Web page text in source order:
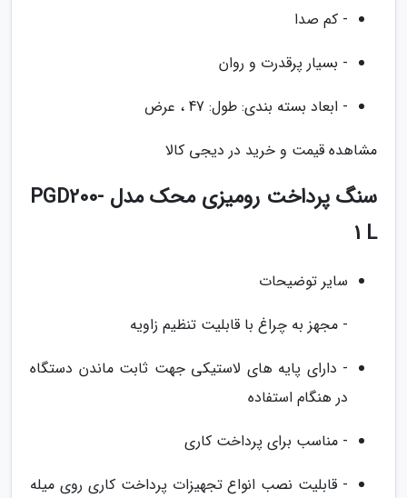
- کم صدا
- بسیار پرقدرت و روان
- ابعاد بسته بندی: طول: 47 ، عرض
مشاهده قیمت و خرید در دیجی کالا
سنگ پرداخت رومیزی محک مدل PGD200-
1 L
سایر توضیحات
- مجهز به چراغ با قابلیت تنظیم زاویه
- دارای پایه های لاستیکی جهت ثابت ماندن دستگاه
در هنگام استفاده
- مناسب برای پرداخت کاری
- قابلیت نصب انواع تجهیزات پرداخت کاری روی میله